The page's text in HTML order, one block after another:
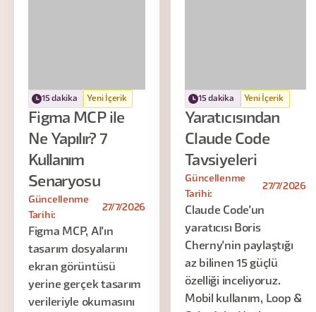
15 dakika Yeni İçerik
Figma MCP ile
Ne Yapılır? 7
Kullanım
Senaryosu
Güncellenme
Tarihi:
27/7/2026
Figma MCP, AI'ın
tasarım dosyalarını
ekran görüntüsü
yerine gerçek tasarım
verileriyle okumasını
15 dakika Yeni İçerik
Yaratıcısından
Claude Code
Tavsiyeleri
Güncellenme
Tarihi:
27/7/2026
Claude Code'un
yaratıcısı Boris
Cherny'nin paylaştığı
az bilinen 15 güçlü
özelliği inceliyoruz.
Mobil kullanım, Loop &